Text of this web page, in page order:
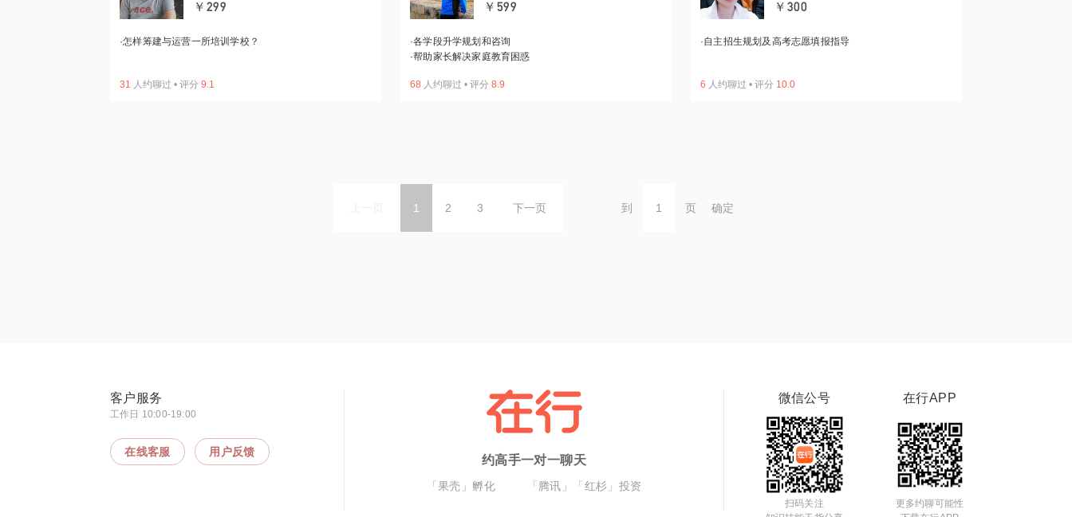
￥299
·怎样筹建与运营一所培训学校？
31 人约聊过 • 评分 9.1
￥599
·各学段升学规划和咨询
·帮助家长解决家庭教育困惑
68 人约聊过 • 评分 8.9
￥300
·自主招生规划及高考志愿填报指导
6 人约聊过 • 评分 10.0
1 2 3 下一页 到 页 确定
客户服务
工作日 10:00-19:00
在线客服 用户反馈
约高手一对一聊天
「果壳」孵化 「腾讯」「红杉」投资
微信公号
扫码关注
在行APP
更多约聊可能性